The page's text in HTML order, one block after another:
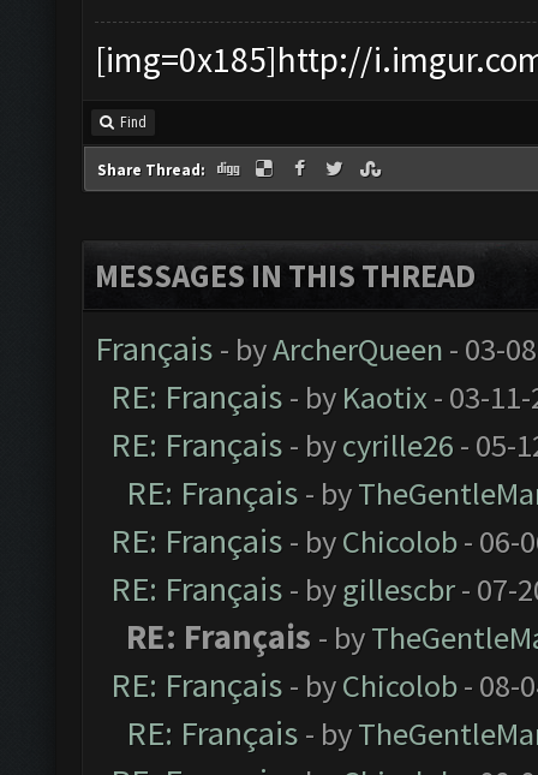
[img=0x185]http://
Find
Share Thread:
MESSAGES IN THIS THREAD
Français - byArcherQueen - 03-
RE: Français - by Kaotix- 03-
RE: Français - bycyrille26 - 05-
RE: Français - by
RE: Français - byChicolob- 06-
RE: Français - bygillescbr- 07-
RE: Français - by
RE: Français - byChicolob- 08-
RE: Français - by